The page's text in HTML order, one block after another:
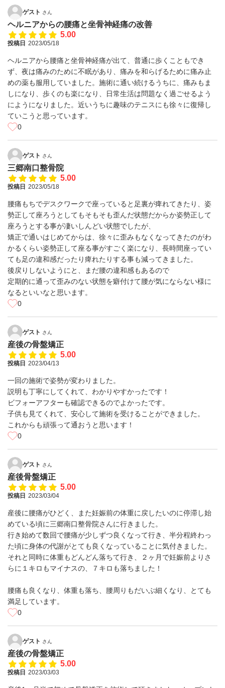
ゲスト さん
ヘルニアからの腰痛と坐骨神経痛の改善
5.00
投稿日 2023/05/18
ヘルニアから腰痛と坐骨神経痛が出て、普通に歩くこともでき
ず、夜は痛みのために不眠があり、痛みを和らげるために痛み止
めの薬も服用していました。施術に通い続けるうちに、痛みもま
しになり、歩くのも楽になり、日常生活は問題なく過ごせるよう
にようになりました。近いうちに趣味のテニスにも徐々に復帰し
ていこうと思っています。
0
ゲスト さん
三郷南口整骨院
5.00
投稿日 2023/05/18
腰痛もちでデスクワークで座っていると足裏が痺れてきたり、姿
勢正して座ろうとしてもそもそも歪んだ状態だからか姿勢正して
座ろうとする事が凄いしんどい状態でしたが、
矯正で通いはじめてからは、徐々に歪みもなくなってきたのがわ
かるくらい姿勢正して座る事がすごく楽になり、長時間座ってい
ても足の違和感だったり痺れたりする事も減ってきました。
後戻りしないようにと、まだ腰の違和感もあるので
定期的に通って歪みのない状態を癖付けて腰が気にならない様に
なるといいなと思います。
0
ゲスト さん
産後の骨盤矯正
5.00
投稿日 2023/04/13
一回の施術で姿勢が変わりました。
説明も丁寧にしてくれて、わかりやすかったです！
ビフォーアフターも確認できるのでよかったです。
子供も見てくれて、安心して施術を受けることができました。
これからも頑張って通おうと思います！
0
ゲスト さん
産後骨盤矯正
5.00
投稿日 2023/03/04
産後に腰痛がひどく、また妊娠前の体重に戻したいのに停滞し始
めている頃に三郷南口整骨院さんに行きました。
行き始めて数回で腰痛が少しずつ良くなって行き、半分程終わっ
た頃に身体の代謝がとても良くなっていることに気付きました。
それと同時に体重もどんどん落ちて行き、２ヶ月で妊娠前よりさ
らに１キロもマイナスの、７キロも落ちました！
腰痛も良くなり、体重も落ち、腰周りもだいぶ細くなり、とても
満足しています。
0
ゲスト さん
産後の骨盤矯正
5.00
投稿日 2023/03/03